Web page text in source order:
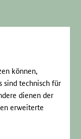
können,
sind technisch für
dienen der
erweiterte